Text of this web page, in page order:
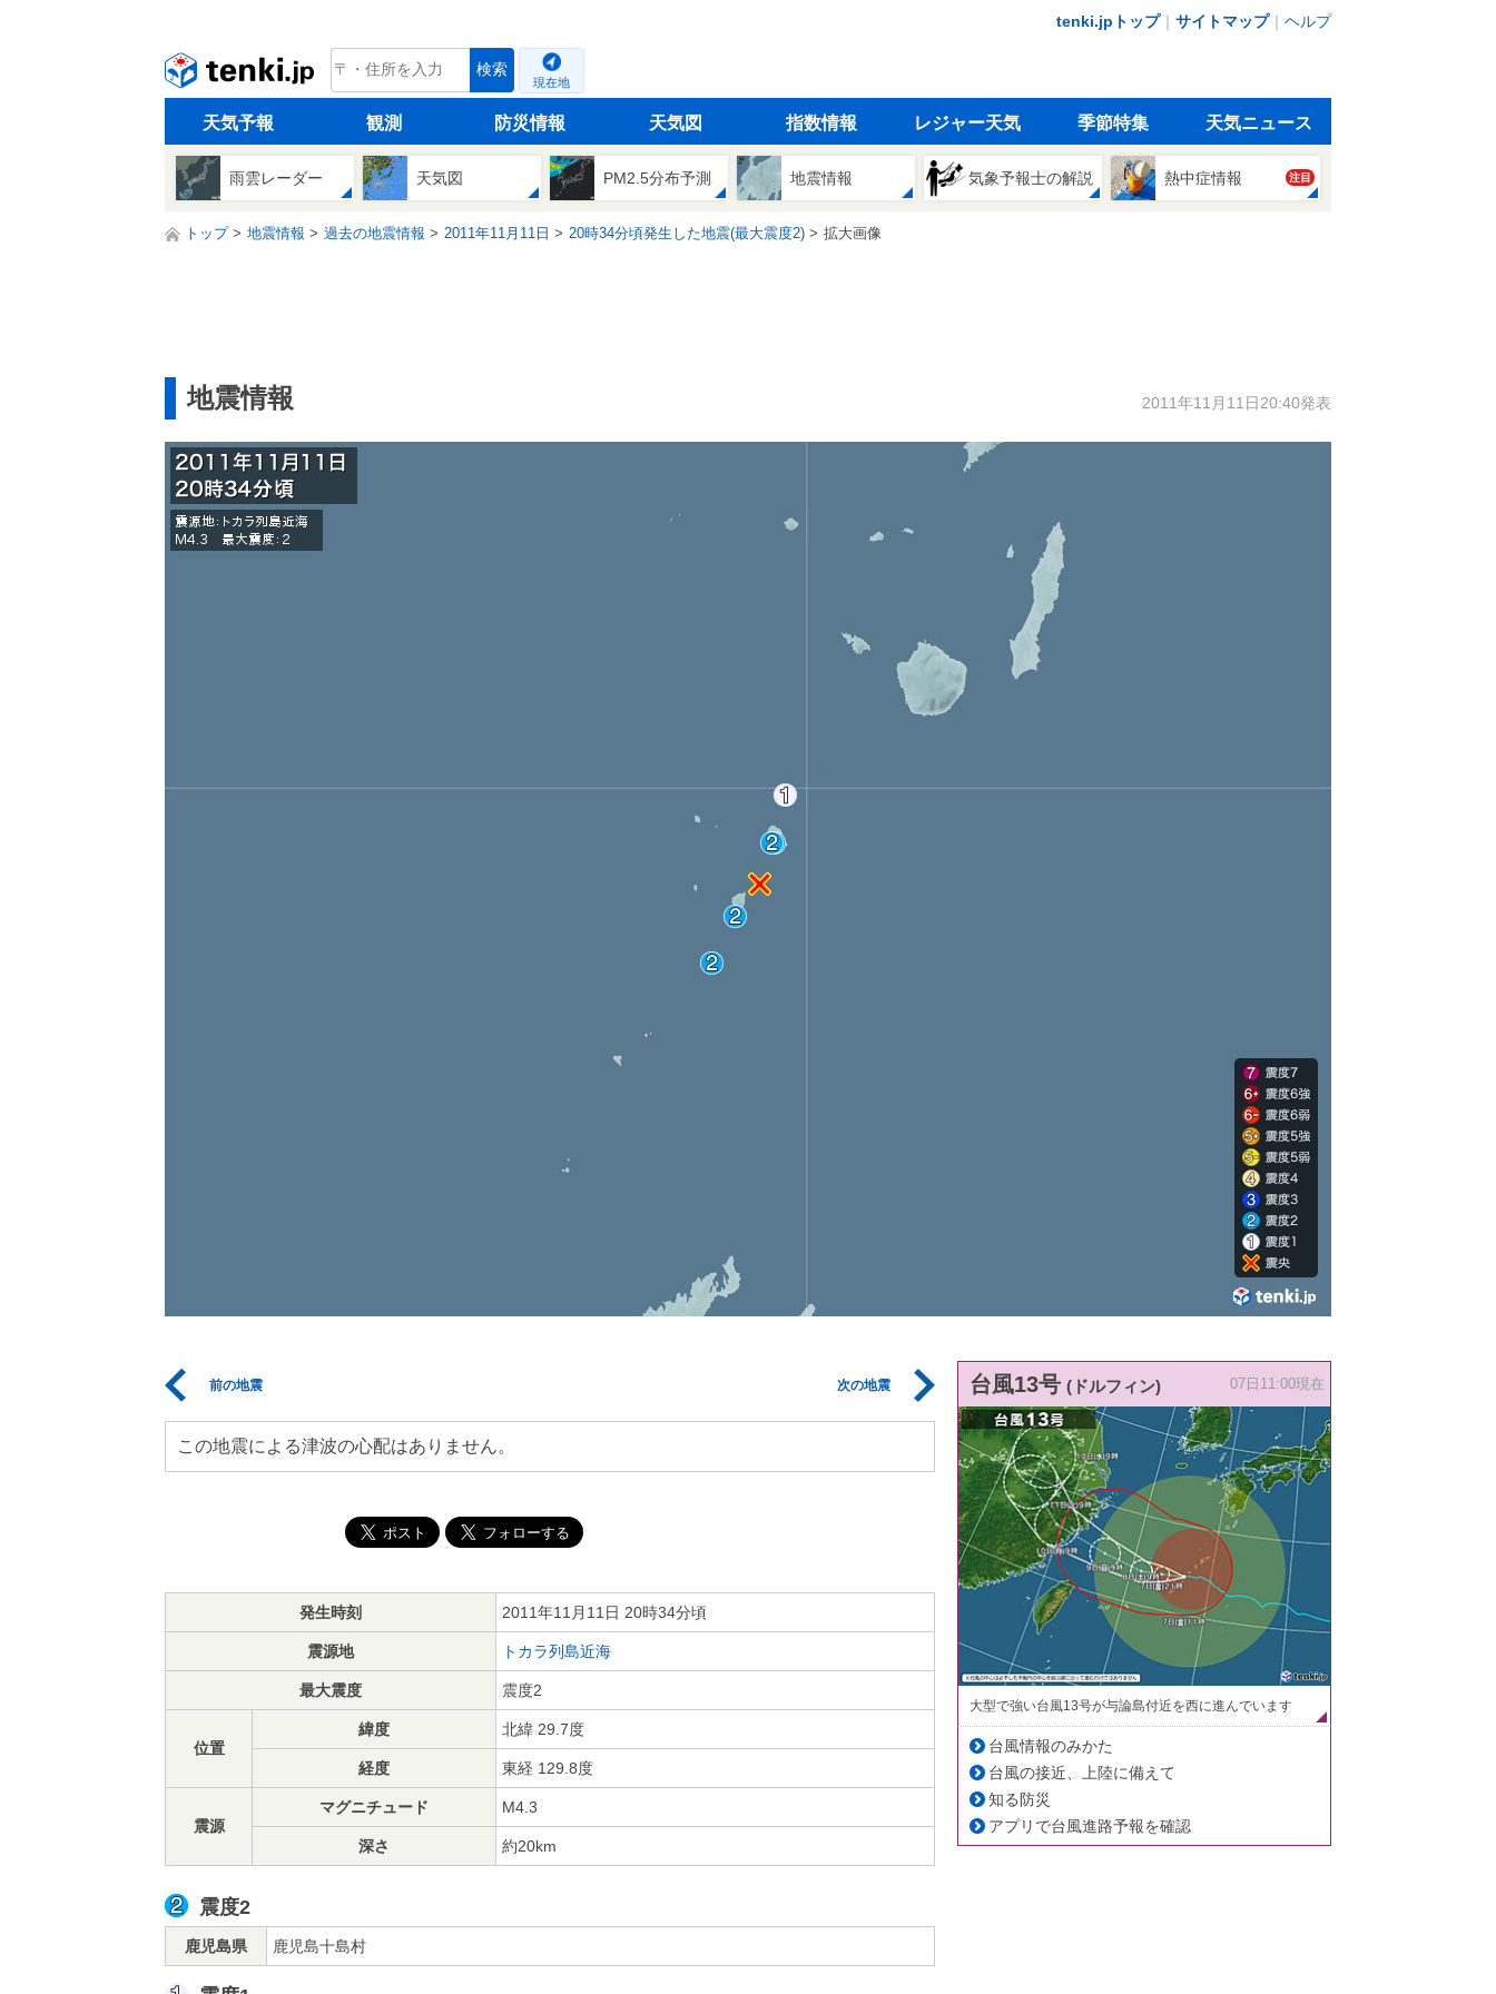
tenki.jpトップ｜ サイトマップ｜ ヘルプ
tenki.jp 検索
現在地
天気予報 観測 防災情報 天気図 指数情報 レジャー天気 季節特集 天気ニュース
雨雲レーダー 天気図 PM2.5分布予測 地震情報 気象予報士の解説 熱中症情報 注目
トップ 地震情報 過去の地震情報 2011年11月11日 20時34分頃発生した地震(最大震度2) 拡大画像
地震情報 2011年11月11日20:40発表
前の地震 次の地震
この地震による津波の心配はありません。
発生時刻 2011年11月11日 20時34分頃
震源地 トカラ列島近海
最大震度 震度2
位置
緯度 北緯 29.7度
経度 東経 129.8度
震源
マグニチュード M4.3
深さ 約20km
震度2
鹿児島県 鹿児島十島村
台風13号 (ドルフィン) 07日11:00現在
大型で強い台風13号が与論島付近を西に進んでいます
台風情報のみかた
台風の接近、上陸に備えて
知る防災
アプリで台風進路予報を確認